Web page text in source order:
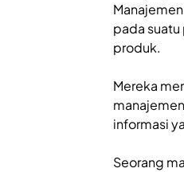
pada
produk.
Mereka
informasi
Seorang